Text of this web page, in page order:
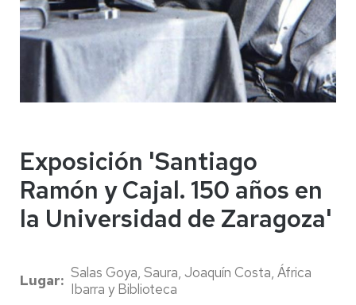
Exposición 'Santiago
Ramón y Cajal. 150 años en
la Universidad de Zaragoza'
Lugar
Salas Goya, Saura, Joaquín Costa, África
Ibarra y Biblioteca